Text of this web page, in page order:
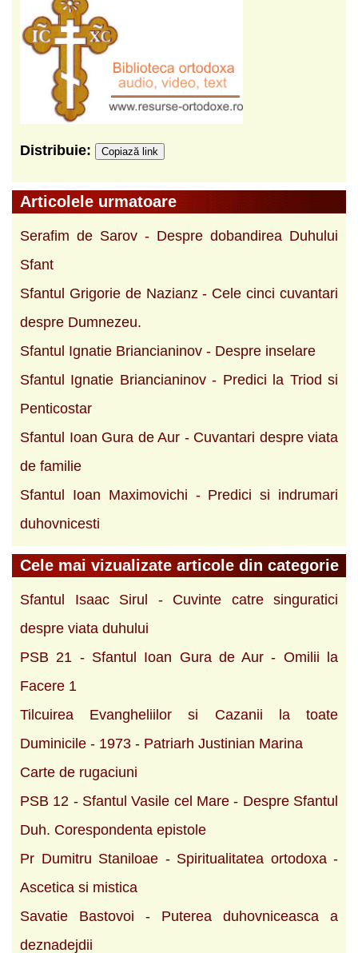
Distribuie: Copiază link
Articolele urmatoare
Serafim de Sarov - Despre dobandirea Duhului
Sfant
Sfantul Grigorie de Nazianz - Cele cinci cuvantari
despre Dumnezeu.
Sfantul Ignatie Briancianinov - Despre inselare
Sfantul Ignatie Briancianinov - Predici la Triod si
Penticostar
Sfantul Ioan Gura de Aur - Cuvantari despre viata
de familie
Sfantul Ioan Maximovichi - Predici si indrumari
duhovnicesti
Cele mai vizualizate articole din categorie
Sfantul Isaac Sirul - Cuvinte catre singuratici
despre viata duhului
PSB 21 - Sfantul Ioan Gura de Aur - Omilii la
Facere 1
Tilcuirea Evangheliilor si Cazanii la toate
Duminicile - 1973 - Patriarh Justinian Marina
Carte de rugaciuni
PSB 12 - Sfantul Vasile cel Mare - Despre Sfantul
Duh. Corespondenta epistole
Pr Dumitru Staniloae - Spiritualitatea ortodoxa -
Ascetica si mistica
Savatie Bastovoi - Puterea duhovniceasca a
deznadejdii